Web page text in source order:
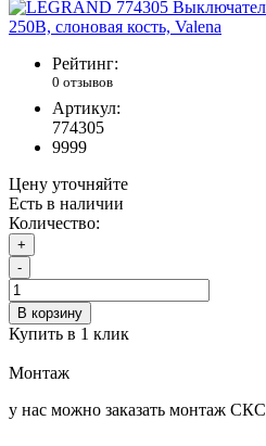
Рейтинг:
0 отзывов
Артикул:
774305
9999
Цену уточняйте
Есть в наличии
Количество:
+
-
В корзину
Купить в 1 клик
Монтаж
у нас можно заказать монтаж СКС